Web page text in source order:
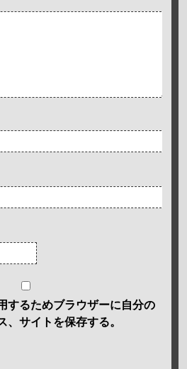
するためブラウザーに自分の
、サイトを保存する。